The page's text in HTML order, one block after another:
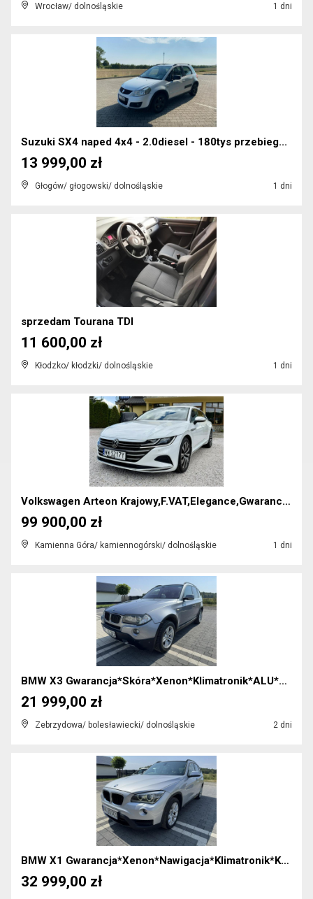
Wrocław/ dolnośląskie 1 dni
Suzuki SX4 naped 4x4 - 2.0diesel - 180tys przebieg...
Głogów/ głogowski/ dolnośląskie 1 dni
13 999,00 zł
sprzedam Tourana TDI
Kłodzko/ kłodzki/ dolnośląskie 1 dni
11 600,00 zł
Volkswagen Arteon Krajowy,F.VAT,Elegance,Gwarancja...
Kamienna Góra/ kamiennogórski/ dolnośląskie 1 dni
99 900,00 zł
BMW X3 Gwarancja*Skóra*Xenon*Klimatronik*ALU*2xPDC...
Zebrzydowa/ bolesławiecki/ dolnośląskie 2 dni
21 999,00 zł
BMW X1 Gwarancja*Xenon*Nawigacja*Klimatronik*Kubeł...
32 999,00 zł